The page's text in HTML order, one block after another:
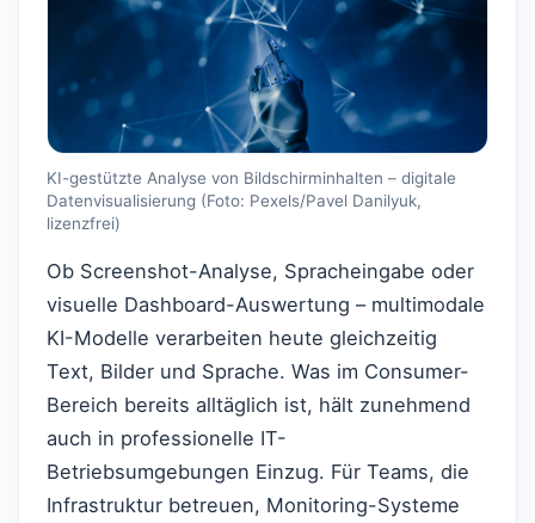
KI-gestützte Analyse von Bildschirminhalten – digitale
Datenvisualisierung (Foto: Pexels/Pavel Danilyuk,
lizenzfrei)
Ob Screenshot-Analyse, Spracheingabe oder
visuelle Dashboard-Auswertung – multimodale
KI-Modelle verarbeiten heute gleichzeitig
Text, Bilder und Sprache. Was im Consumer-
Bereich bereits alltäglich ist, hält zunehmend
auch in professionelle IT-
Betriebsumgebungen Einzug. Für Teams, die
Infrastruktur betreuen, Monitoring-Systeme